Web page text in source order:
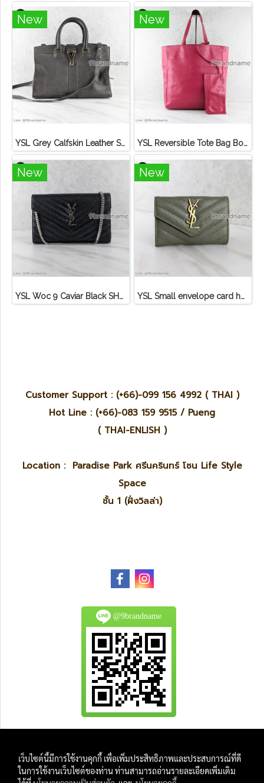
New
YSL Grey Calfskin Leather Small Cabas ChYc Bag Calf เทา GHW
New
YSL Reversible Tote Bag Bo Shop S Lauren ชมพูฮอตพิ้งค์
New
YSL Woc 9 Caviar Black SHW
New
YSL Small envelope card holder green Caviar
Customer Support : (+66)-099 156 4992 ( THAI )
Hot Line : (+66)-083 159 9515 / Pueng
( THAI-ENLISH )
Location : Paradise Park ศรีนครินทร์ โซน Life Style
Space
ชั้น 1 (ฝั่งวิลล่า)
@9brandname
And
All Photo in this website were taken by
เว็บไซต์นี้มีการใช้งานคุกกี้ เพื่อเพิ่มประสิทธิภาพและประสบการณ์ที่ดี
ในการใช้งานเว็บไซต์ของท่าน ท่านสามารถอ่านรายละเอียดเพิ่มเติม